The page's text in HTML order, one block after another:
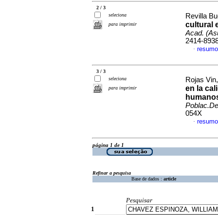
2 / 3
seleciona
para imprimir
Revilla
cultural
Acad.
2414-
·
3 / 3
seleciona
para imprimir
Rojas
en la
054X
·
página 1 de 1
Refinar a pesquisa
Base de dados : article
Pesquisar
1